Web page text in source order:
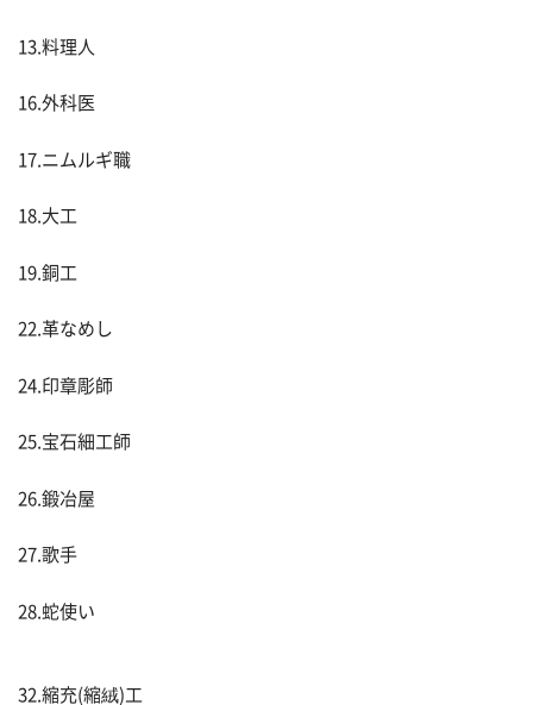
13.料理人
16.外科医
17.ニムルギ職
18.大工
19.銅工
22.革なめし
24.印章彫師
25.宝石細工師
26.鍛冶屋
27.歌手
28.蛇使い
32.縮充(縮絨)工